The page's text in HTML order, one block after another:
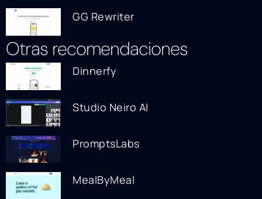
GG Rewriter
Otras recomendaciones
Dinnerfy
Studio Neiro AI
PromptsLabs
MealByMeal